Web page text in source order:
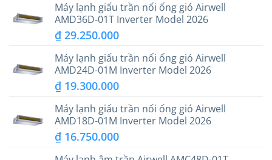
Máy lạnh giấu trần nối ống gió Airwell
AMD36D-01T Inverter Model 2026
₫ 29.250.000
Máy lạnh giấu trần nối ống gió Airwell
AMD24D-01M Inverter Model 2026
₫ 19.300.000
Máy lạnh giấu trần nối ống gió Airwell
AMD18D-01M Inverter Model 2026
₫ 16.750.000